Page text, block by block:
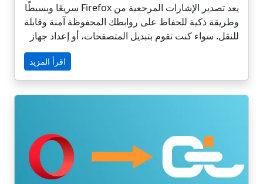
يعد تصدير الإشارات المرجعية من Firefox سريعًا وبسيطًا
وطريقة ذكية للحفاظ على روابطك المحفوظة آمنة وقابلة
للنقل. سواء كنت تقوم بتبديل المتصفحات، أو إعداد جهاز
جديد، أو إنشاء نسخة احتياطية، يتيح لك فايرفوكس حفظ
إشاراتك المرجعية كملف HTML يعمل عبر المنصات. في
هذا الدليل، سنرشدك في هذا الدليل إلى الخطوات ونوضح
لك كيف يمكن أن يساعدك استيراد إشاراتك المرجعية
والأجهزة.
اقرأ المزيد